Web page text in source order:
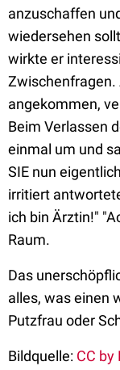
anzuschaffen
wiedersehen
wirkte er
Zwischenfragen.
angekommen,
Beim Verlassen
einmal um und
SIE nun
irritiert
ich bin Ärztin!"
Raum.
Das
alles, was einen
Putzfrau oder
Bildquelle: CC by